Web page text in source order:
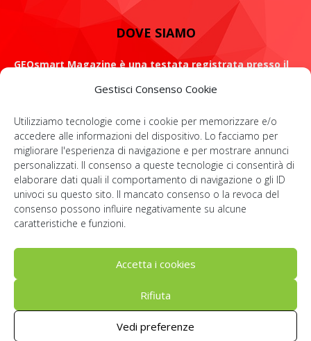
Gestisci Consenso Cookie
Utilizziamo tecnologie come i cookie per memorizzare e/o
accedere alle informazioni del dispositivo. Lo facciamo per
migliorare l'esperienza di navigazione e per mostrare annunci
personalizzati. Il consenso a queste tecnologie ci consentirà di
elaborare dati quali il comportamento di navigazione o gli ID
univoci su questo sito. Il mancato consenso o la revoca del
consenso possono influire negativamente su alcune
caratteristiche e funzioni.
Accetta i cookies
Rifiuta
Vedi preferenze
DOVE SIAMO
GEOsmart Magazine è una testata registrata presso il
ROMA: Via Casilina 98, 00182
Contattaci:info@geosmartmagazine.it
SOCIAL